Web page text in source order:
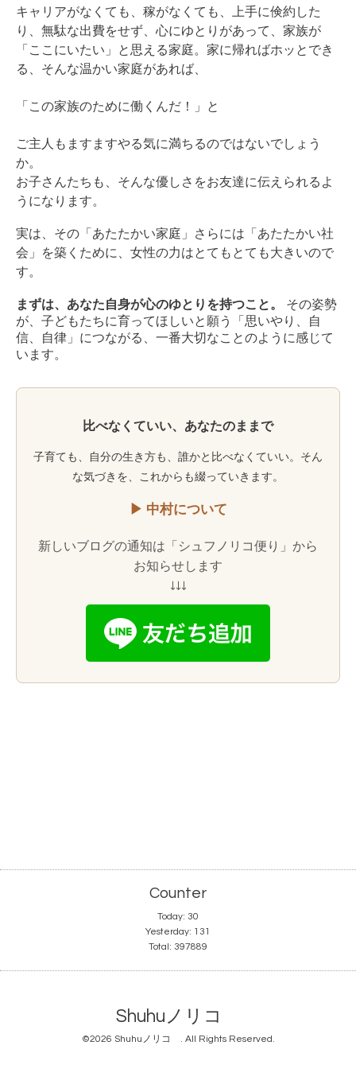
キャリアがなくても、稼がなくても、上手に倹約した
り、無駄な出費をせず、心にゆとりがあって、家族が
「ここにいたい」と思える家庭。 家に帰ればホッとでき
る、そんな温かい家庭があれば、
「この家族のために働くんだ！」と
ご主人もますますやる気に満ちるのではないでしょう
か。
お子さんたちも、そんな優しさをお友達に伝えられるよ
うになります。
実は、その「あたたかい家庭」さらには「あたたかい社
会」を築くために、 女性の力はとてもとても大きいので
す。
まずは、あなた自身が心のゆとりを持つこと。
その姿勢
が、子どもたちに育ってほしいと願う「思いやり、自
信、自律」につながる、一番大切なことのように感じて
います。
比べなくていい、あなたのままで
子育ても、自分の生き方も、誰かと比べなくていい。そん
な気づきを、これからも綴っていきます。
▶ 中村について
新しいブログの通知は「シュフノリコ便り」から
お知らせします
↓↓↓
Counter
Today: 30
Yesterday: 131
Total: 397889
Shuhuノリコ
©2026 Shuhuノリコ . All Rights Reserved.